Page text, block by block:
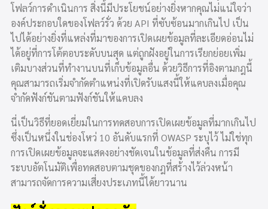
โฟลว์การดำเนินการ สิ่งนี้มีประโยชน์อย่างยิ่งหากคุณไม่แน่ใจว่า
องค์ประกอบใดของโฟลว์รั่ว ด้วย API ที่ซับซ้อนมากเกินไป เป็น
ไปได้อย่างยิ่งที่แหล่งที่มาของการเปิดเผยข้อมูลที่ละเอียดอ่อนไม่
ได้อยู่ที่การโต้ตอบระดับบนสุด แต่ถูกฝังอยู่ในการเรียกย่อยเพิ่ม
เติมบางส่วนที่ทำงานบนที่เก็บข้อมูลอื่น ด้วยวิธีการที่อิงตามกฎนี้
คุณสามารถเริ่มจำกัดตำแหน่งที่เปิดรับแสงนี้ให้แคบลงเมื่อคุณ
จำกัดฟังก์ชันตามฟังก์ชันให้แคบลง
นี่เป็นวิธีที่ยอดเยี่ยมในการทดสอบการเปิดเผยข้อมูลที่มากเกินไป
ซึ่งเป็นหนึ่งในช่องโหว่ 10 อันดับแรกที่ OWASP ระบุไว้ ไม่ใช่ทุก
การเปิดเผยข้อมูลจะแสดงอย่างชัดเจนในข้อมูลที่ส่งคืน การมี
ระบบอัตโนมัติเพื่อทดสอบตามชุดของกฎที่สร้างไว้ล่วงหน้า
สามารถจัดการความเสี่ยงประเภทนี้ได้ยาวนาน